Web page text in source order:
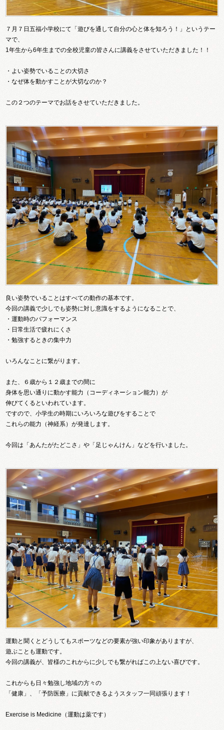
７月７日五福小学校にて「遊びを通して自分の心と体を知ろう！」というテー
マで、
1年生から6年生までの全校児童の皆さんに講義をさせていただきました！！
・よい姿勢でいることの大切さ
・なぜ体を動かすことが大切なのか？
この２つのテーマでお話をさせていただきました。
良い姿勢でいることはすべての動作の基本です。
今回の講義で少しでも姿勢に対し意識をするようになることで、
・運動時のパフォーマンス
・日常生活で疲れにくさ
・勉強するときの集中力
いろんなことに繋がります。
また、６歳から１２歳までの間に
身体を思い通りに動かす能力（コーディネーション能力）が
伸びてくるといわれています。
ですので、小学生の時期にいろいろな遊びをすることで
これらの能力（神経系）が発達します。
今回は「あんたがたどこさ」や「足じゃんけん」などを行いました。
運動と聞くとどうしてもスポーツなどの要素が強い印象がありますが、
遊ぶことも運動です。
今回の講義が、皆様のこれからに少しでも繋がればこの上ない喜びです。
これからも日々勉強し地域の方々の
「健康」、「予防医療」に貢献できるようスタッフ一同頑張ります！
Exercise is Medicine（運動は薬です）